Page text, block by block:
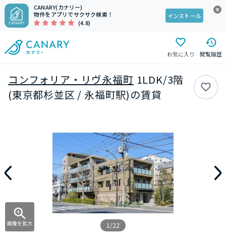
CANARY(カナリー)
物件をアプリでサクサク検索！
(4.8)
インストール
お気に入り 閲覧履歴
コンフォリア・リヴ永福町 1LDK/3階
(東京都杉並区 / 永福町駅)の賃貸
画像を拡大 1/22